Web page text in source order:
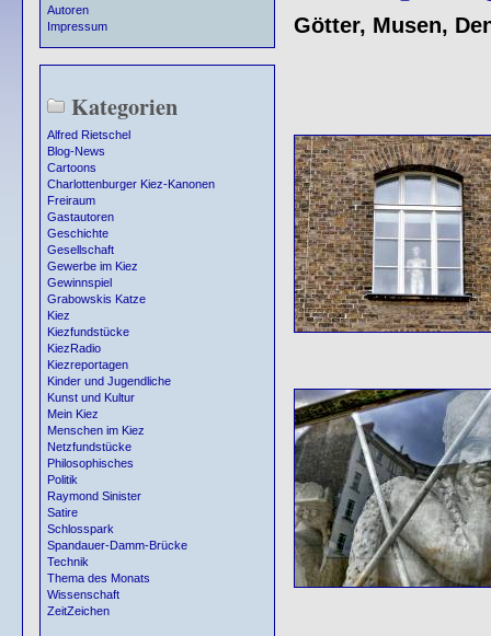
Autoren
Impressum
Kategorien
Alfred Rietschel
Blog-News
Cartoons
Charlottenburger Kiez-Kanonen
Freiraum
Gastautoren
Geschichte
Gesellschaft
Gewerbe im Kiez
Gewinnspiel
Grabowskis Katze
Kiez
Kiezfundstücke
KiezRadio
Kiezreportagen
Kinder und Jugendliche
Kunst und Kultur
Mein Kiez
Menschen im Kiez
Netzfundstücke
Philosophisches
Politik
Raymond Sinister
Satire
Schlosspark
Spandauer-Damm-Brücke
Technik
Thema des Monats
Wissenschaft
ZeitZeichen
Götter, Musen,